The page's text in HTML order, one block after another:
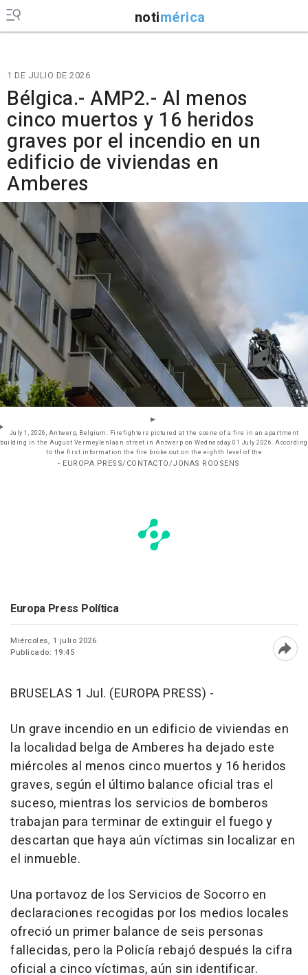
notimérica
1 DE JULIO DE 2026
Bélgica.- AMP2.- Al menos
cinco muertos y 16 heridos
graves por el incendio en un
edificio de viviendas en
Amberes
July 1, 2026, Antwerp, Belgium: Firefighters pictured at the scene of a fire in an apartment
building in the August Vermeylenlaan street in Antwerp on Wednesday 01 July 2026. According
to the first information the fire broke out on the eighth level of the
- EUROPA PRESS/CONTACTO/JONAS ROOSENS
Europa Press Política
Miércoles, 1 julio 2026
Publicado: 19:45
BRUSELAS 1 Jul. (EUROPA PRESS) -
Un grave incendio en un edificio de viviendas en
la localidad belga de Amberes ha dejado este
miércoles al menos cinco muertos y 16 heridos
graves, según el último balance oficial tras el
suceso, mientras los servicios de bomberos
trabajan para terminar de extinguir el fuego y
descartan que haya aún víctimas sin localizar en
el inmueble.
Una portavoz de los Servicios de Socorro en
declaraciones recogidas por los medios locales
ofreció un primer balance de seis personas
fallecidas, pero la Policía rebajó después la cifra
oficial a cinco víctimas, aún sin identificar.